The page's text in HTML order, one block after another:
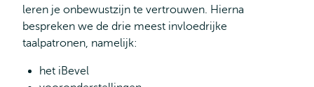
leren je onbewustzijn te vertrouwen. Hierna
bespreken we de drie meest invloedrijke
taalpatronen, namelijk:
het iBevel